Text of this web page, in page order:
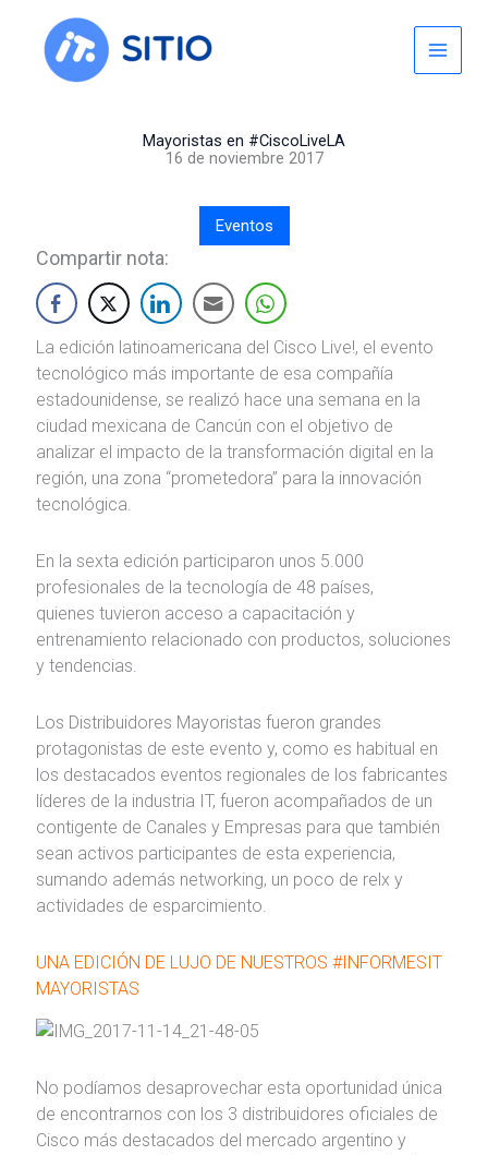
content
Mayoristas en #CiscoLiveLA
16 de noviembre 2017
Eventos
Compartir nota:
La edición latinoamericana del Cisco Live!, el evento
tecnológico más importante de esa compañía
estadounidense, se realizó hace una semana en la
ciudad mexicana de Cancún con el objetivo de
analizar el impacto de la transformación digital en la
región, una zona “prometedora” para la innovación
tecnológica.
En la sexta edición participaron unos 5.000
profesionales de la tecnología de 48 países,
quienes tuvieron acceso a capacitación y
entrenamiento relacionado con productos, soluciones
y tendencias.
Los Distribuidores Mayoristas fueron grandes
protagonistas de este evento y, como es habitual en
los destacados eventos regionales de los fabricantes
líderes de la industria IT, fueron acompañados de un
contigente de Canales y Empresas para que también
sean activos participantes de esta experiencia,
sumando además networking, un poco de relx y
actividades de esparcimiento.
UNA EDICIÓN DE LUJO DE NUESTROS #INFORMESIT
MAYORISTAS
No podíamos desaprovechar esta oportunidad única
de encontrarnos con los 3 distribuidores oficiales de
Cisco más destacados del mercado argentino y